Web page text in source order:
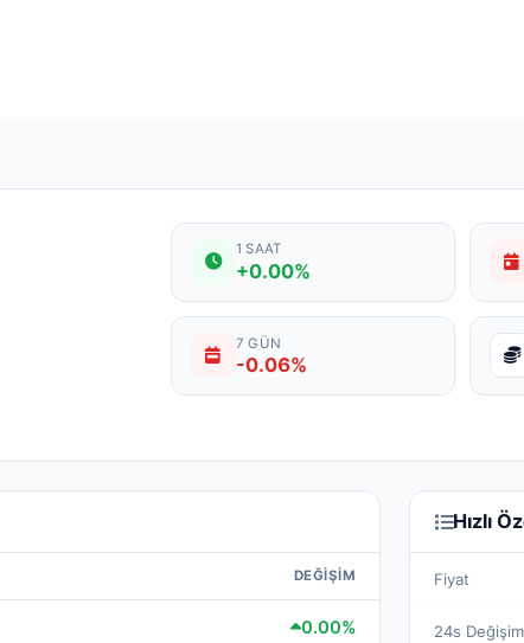
1 SAAT
+0.00%
7 GÜN
-0.06%
DEĞIŞIM
0.00%
Hızlı
Fiyat
24s Değişim